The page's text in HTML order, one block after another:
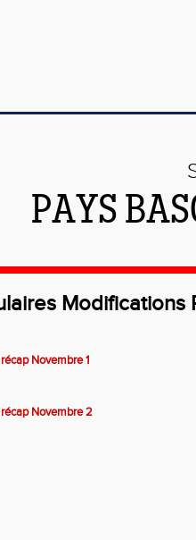
PAYS
Modifications
Novembre 1
Novembre 2